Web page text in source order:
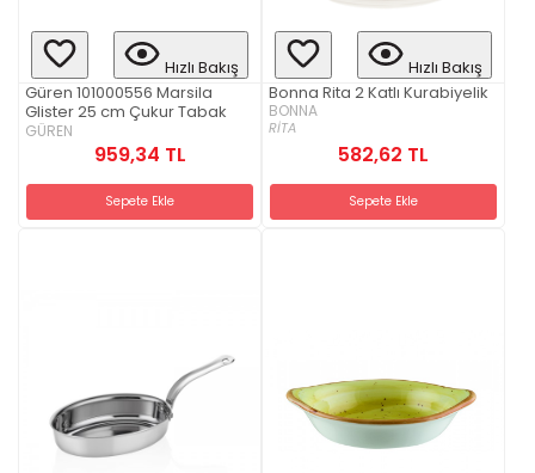
Hızlı Bakış
Güren 101000556 Marsila
Glister 25 cm Çukur Tabak
GÜREN
959,34 TL
Sepete Ekle
Hızlı Bakış
Bonna Rita 2 Katlı Kurabiyelik
BONNA
RİTA
582,62 TL
Sepete Ekle